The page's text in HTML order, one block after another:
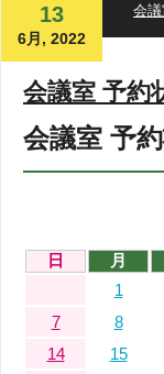
13
6月, 2022
会議
会議室 予約
会議室 予
日 月
1
7
8
14
15